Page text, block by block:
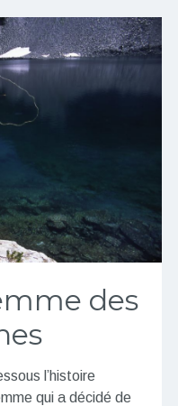
des
l’histoire
qui a décidé de